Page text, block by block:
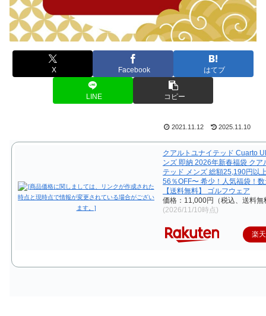
X Facebook はてブ
LINE コピー
2021.11.12 2025.11.10
クアルトユナイテッド Cuarto
ンズ 即納 2026年新春福袋 クア
テッド メンズ 総額25,190円以
56％OFF〜 希少！人気福袋！
【送料無料】 ゴルフウェア
価格：11,000円（税込、送料無
(2026/11/10時点)
楽